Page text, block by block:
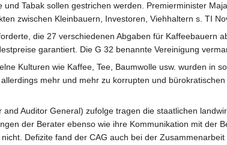
Tabak sollen gestrichen werden. Premierminister
zwischen Kleinbauern, Investoren, Viehhaltern s. TI
die 27 verschiedenen Abgaben für Kaffeebauern
garantiert. Die G 32 benannte Vereinigung
Kulturen wie Kaffee, Tee, Baumwolle usw. wurden in
mehr und mehr zu korrupten und
Auditor General) zufolge tragen die staatlichen
der Berater ebenso wie ihre Kommunikation mit der
Defizite fand der CAG auch bei der